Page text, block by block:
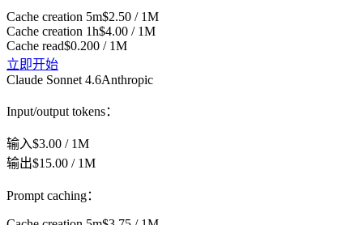
Cache creation 5m$2.50 / 1M
Cache creation 1h$4.00 / 1M
Cache read$0.200 / 1M
立即开始
Claude Sonnet 4.6Anthropic
Input/output tokens：
输入$3.00 / 1M
输出$15.00 / 1M
Prompt caching：